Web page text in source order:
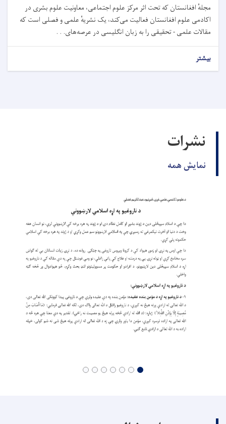
مجلهٔ افغانستان که تحت اثر مرکز علوم اجتماعی، معاونیت علوم بشری در
اکادمی علوم افغانستان فعالیت می‌کند، یک نشریهٔ علمی و فصلی است که
مقالات علمی - تحقیقی را به زبان انگلیسی در عرصه‌های. . .
بیشتر
نشرات
نمایش همه